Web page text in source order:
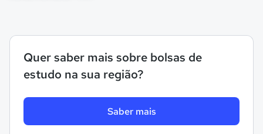
Quer saber mais sobre bolsas de
estudo na sua região?
Saber mais